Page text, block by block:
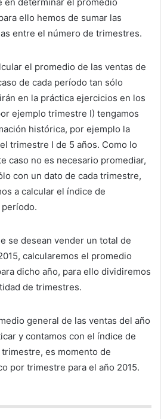
ello hemos de sumar las
entre el número de trimestres.
el promedio de las ventas de
de cada período tan sólo
en la práctica ejercicios en los
ejemplo trimestre I) tengamos
histórica, por ejemplo la
trimestre I de 5 años. Como lo
caso no es necesario promediar,
con un dato de cada trimestre,
a calcular el índice de
se desean vender un total de
calcularemos el promedio
dicho año, para ello dividiremos
de trimestres.
general de las ventas del año
y contamos con el índice de
es momento de
por trimestre para el año 2015.